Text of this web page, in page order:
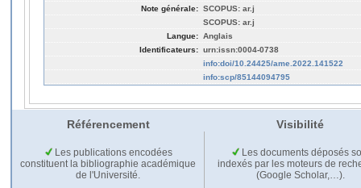
Note générale: SCOPUS: ar.j
SCOPUS: ar.j
Langue: Anglais
Identificateurs: urn:issn:0004-0738
info:doi/10.24425/ame.2022.141522
info:scp/85144094795
Référencement Visibilité
Les publications encodées
constituent la bibliographie académique
de l'Université.
Les documents déposés
indexés par les moteurs de
(Google Scholar,…).